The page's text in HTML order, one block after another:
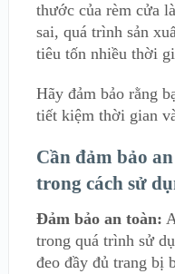
thước của rèm cửa
sai, quá trình sản
tiêu tốn nhiều thời
Hãy đảm bảo rằng
tiết kiệm thời gian
Cần đảm bảo
trong cách sử
Đảm bảo an toàn:
trong quá trình sử
đeo đầy đủ trang bị